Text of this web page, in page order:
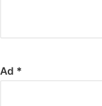
Ad *